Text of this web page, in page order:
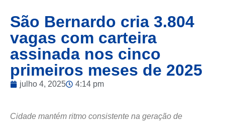
São Bernardo cria 3.804
vagas com carteira
assinada nos cinco
primeiros meses de 2025
julho 4, 2025 4:14 pm
Cidade mantém ritmo consistente na geração de